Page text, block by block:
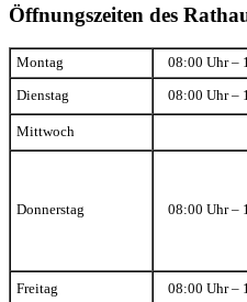
Öffnungszeiten des
Montag 08:00 Uhr –
Dienstag 08:00 Uhr –
Mittwoch
Donnerstag 08:00 Uhr –
Freitag 08:00 Uhr –